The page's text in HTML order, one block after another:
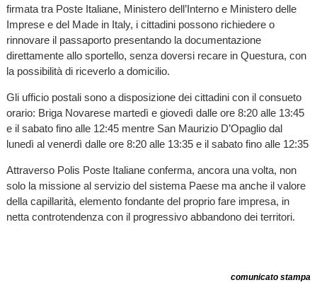
firmata tra Poste Italiane, Ministero dell’Interno e Ministero delle
Imprese e del Made in Italy, i cittadini possono richiedere o
rinnovare il passaporto presentando la documentazione
direttamente allo sportello, senza doversi recare in Questura, con
la possibilità di riceverlo a domicilio.
Gli ufficio postali sono a disposizione dei cittadini con il consueto
orario: Briga Novarese martedì e giovedì dalle ore 8:20 alle 13:45
e il sabato fino alle 12:45 mentre San Maurizio D’Opaglio dal
lunedì al venerdì dalle ore 8:20 alle 13:35 e il sabato fino alle 12:35
Attraverso Polis Poste Italiane conferma, ancora una volta, non
solo la missione al servizio del sistema Paese ma anche il valore
della capillarità, elemento fondante del proprio fare impresa, in
netta controtendenza con il progressivo abbandono dei territori.
comunicato stampa